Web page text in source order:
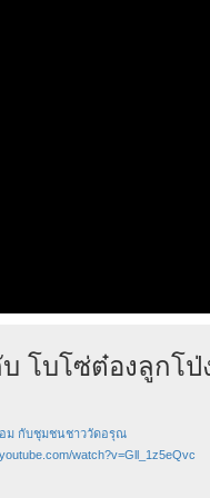
โบโซ่ต๋องลูกโป่
ม กับชุมชนชาววัดอรุณ
watch?v=Gll_1z5eQvc